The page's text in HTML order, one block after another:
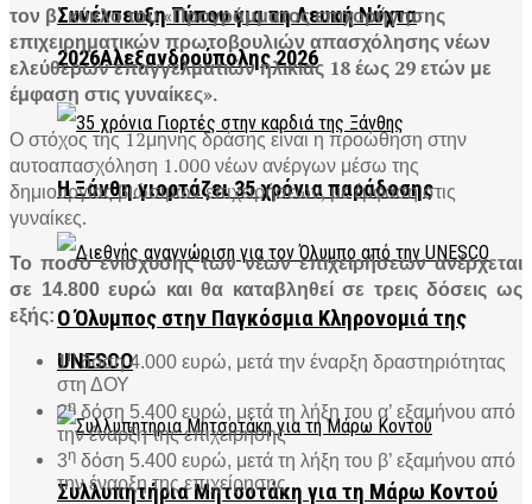
Συνέντευξη Τύπου για τη Λευκή Νύχτα
2026Αλεξανδρούπολης 2026
Η Ξάνθη γιορτάζει 35 χρόνια παράδοσης
Ο Όλυμπος στην Παγκόσμια Κληρονομιά της
UNESCO
Συλλυπητήρια Μητσοτάκη για τη Μάρω Κοντού
τον β΄ κύκλο του «Προγράμματος επιχορήγησης
επιχειρηματικών πρωτοβουλιών απασχόλησης νέων
ελεύθερων επαγγελματιών ηλικίας 18 έως 29 ετών με
έμφαση στις γυναίκες».
Ο στόχος της 12μηνης δράσης είναι η προώθηση στην
αυτοαπασχόληση 1.000 νέων ανέργων μέσω της
δημιουργίας βιώσιμων επιχειρήσεων, με έμφαση στις
γυναίκες.
Το ποσό ενίσχυσης των νέων επιχειρήσεων ανέρχεται
σε 14.800 ευρώ και θα καταβληθεί σε τρεις δόσεις ως
εξής:
1ηδόση 4.000 ευρώ, μετά την έναρξη δραστηριότητας
στη ΔΟΥ
2η δόση 5.400 ευρώ, μετά τη λήξη του α’ εξαμήνου από
την έναρξη της επιχείρησης
3η δόση 5.400 ευρώ, μετά τη λήξη του β’ εξαμήνου από
την έναρξη της επιχείρησης